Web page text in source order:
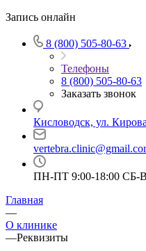
Запись онлайн
8 (800) 505-80-63
Телефоны
8 (800) 505-80-63
Заказать звонок
Кисловодск, ул.
ПН-ПТ 9:00-18:00 СБ-
Главная
—
О клинике
—Реквизиты